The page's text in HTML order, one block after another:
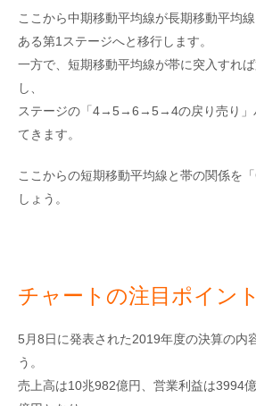
ここから中期移動平均線が長期移動平均
ある第1ステージへと移行します。
一方で、短期移動平均線が帯に突入すれ
し、
ステージの「4→5→6→5→4の戻り売り」
てきます。
ここからの短期移動平均線と帯の関係を
しょう。
チャートの注目ポイント
5月8日に発表された2019年度の決算の内
う。
売上高は10兆982億円、営業利益は3994